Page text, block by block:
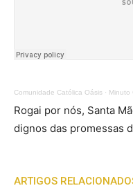
Comunidade Católica Oásis · Minuto
Rogai por nós, Santa
dignos das promessas
ARTIGOS